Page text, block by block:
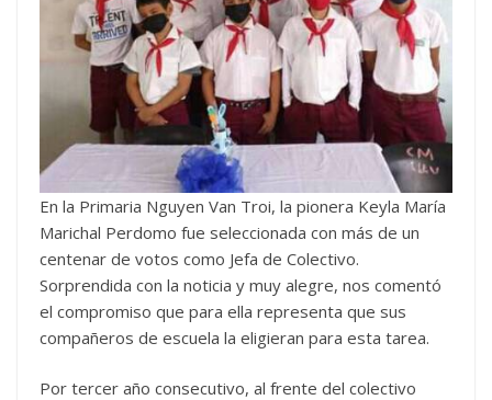
En la Primaria Nguyen Van Troi, la pionera Keyla María
Marichal Perdomo fue seleccionada con más de un
centenar de votos como Jefa de Colectivo.
Sorprendida con la noticia y muy alegre, nos comentó
el compromiso que para ella representa que sus
compañeros de escuela la eligieran para esta tarea.
Por tercer año consecutivo, al frente del colectivo